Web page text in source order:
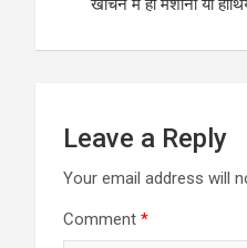
खींचने में हो मशीनों या
Leave a Reply
Your email address will
Comment *